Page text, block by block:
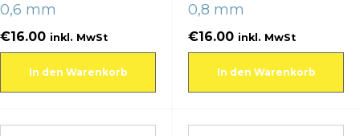
0,6 mm
€16.00 inkl. MwSt
In den Warenkorb
0,8 mm
€16.00 inkl. MwSt
In den Warenkorb